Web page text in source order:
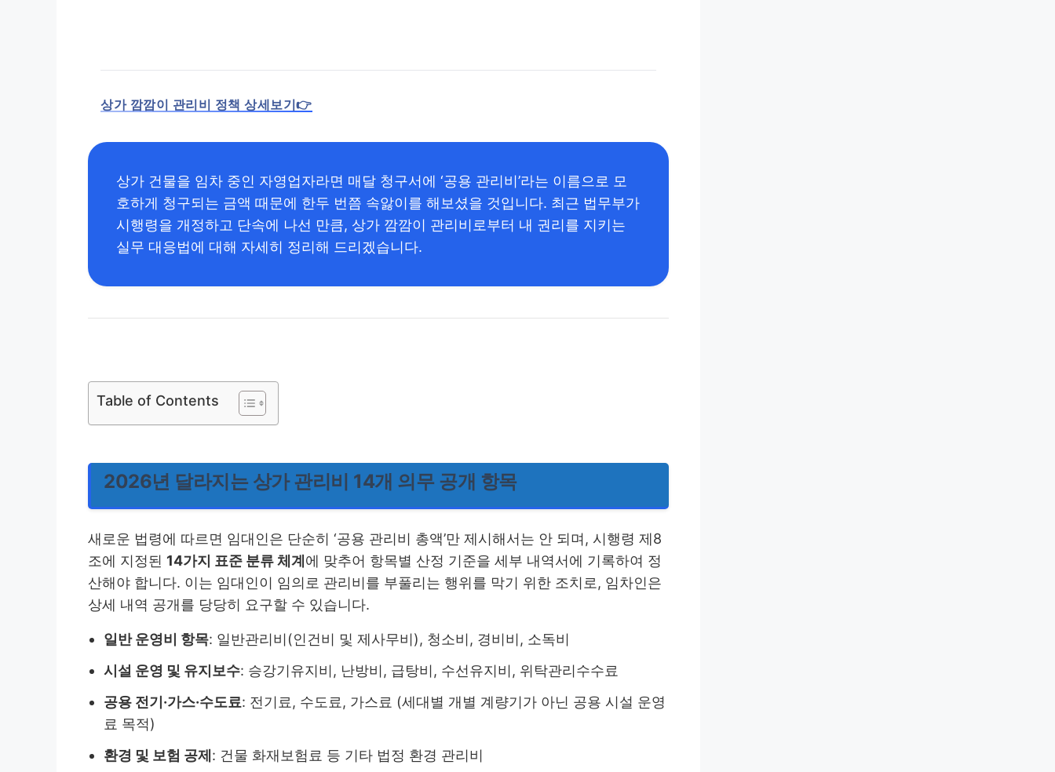
상가 깜깜이 관리비 정책 상세보기👉
상가 건물을 임차 중인 자영업자라면 매달 청구서에 ‘공용 관리비’라는 이름으로 모
호하게 청구되는 금액 때문에 한두 번쯤 속앓이를 해보셨을 것입니다. 최근 법무부가
시행령을 개정하고 단속에 나선 만큼, 상가 깜깜이 관리비로부터 내 권리를 지키는
실무 대응법에 대해 자세히 정리해 드리겠습니다.
Table of Contents
2026년 달라지는 상가 관리비 14개 의무 공개 항목
새로운 법령에 따르면 임대인은 단순히 ‘공용 관리비 총액’만 제시해서는 안 되며, 시행령 제8
조에 지정된 14가지 표준 분류 체계 에 맞추어 항목별 산정 기준을 세부 내역서에 기록하여 정
산해야 합니다. 이는 임대인이 임의로 관리비를 부풀리는 행위를 막기 위한 조치로, 임차인은
상세 내역 공개를 당당히 요구할 수 있습니다.
일반 운영비 항목: 일반관리비(인건비 및 제사무비), 청소비, 경비비, 소독비
시설 운영 및 유지보수: 승강기유지비, 난방비, 급탕비, 수선유지비, 위탁관리수수료
공용 전기·가스·수도료: 전기료, 수도료, 가스료 (세대별 개별 계량기가 아닌 공용 시설 운영
료 목적)
환경 및 보험 공제 : 건물 화재보험료 등 기타 법정 환경 관리비